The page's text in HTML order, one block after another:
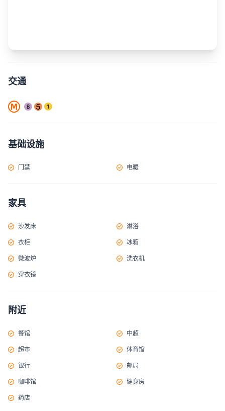
交通
基础设施
门禁 电暖
家具
沙发床 淋浴
衣柜 冰箱
微波炉 洗衣机
穿衣镜
附近
餐馆 中超
超市 体育馆
银行 邮局
咖啡馆 健身房
药店